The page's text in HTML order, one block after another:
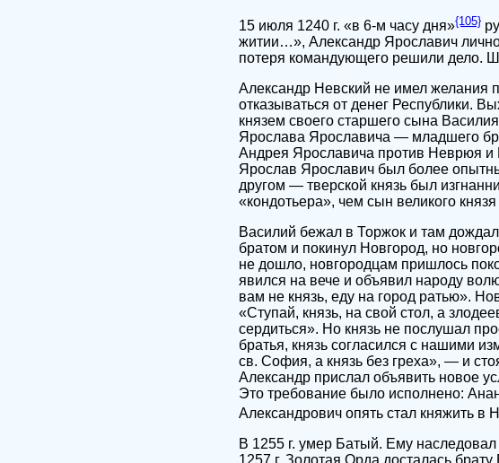
15 июля 1240 г. «в 6-м часу дня»{105}
житии…», Александр Ярославич
потеря командующего решили дело.
Александр Невский не имел желания
отказываться от денег Республики.
князем своего старшего сына
Ярослава Ярославича — младшего
Андрея Ярославича против Неврюя и
Ярослав Ярославич был более
другом — тверской князь был
«кондотьера», чем сын великого
Василий бежал в Торжок и там
братом и покинул Новгород, но
не дошло, новгородцам пришлось
явился на вече и объявил народу
вам не князь, еду на город ратью».
«Ступай, князь, на свой стол, а
сердиться». Но князь не послушал
братья, князь согласился с нашими
св. София, а князь без греха», — и
Александр прислал объявить новое
Это требование было исполнено:
Александрович опять стал княжить в
В 1255 г. умер Батый. Ему